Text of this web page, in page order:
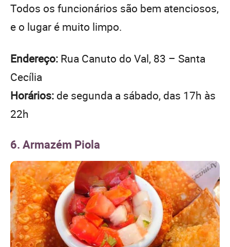
Todos os funcionários são bem atenciosos,
e o lugar é muito limpo.
Endereço: Rua Canuto do Val, 83 – Santa
Cecília
Horários: de segunda a sábado, das 17h às
22h
6. Armazém Piola